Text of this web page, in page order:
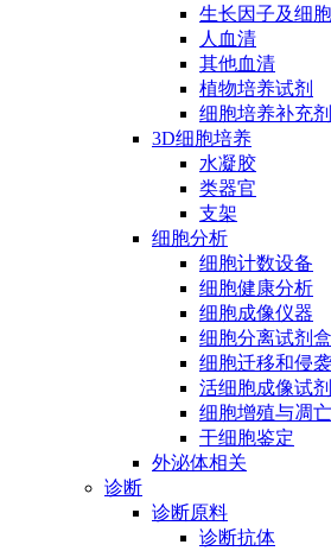
生长因子及细
人血清
其他血清
植物培养试剂
细胞培养补充剂
3D细胞培养
水凝胶
类器官
支架
细胞分析
细胞计数设备
细胞健康分析
细胞成像仪器
细胞分离试剂盒
细胞迁移和侵袭
活细胞成像试剂
细胞增殖与凋亡
干细胞鉴定
外泌体相关
诊断
诊断原料
诊断抗体